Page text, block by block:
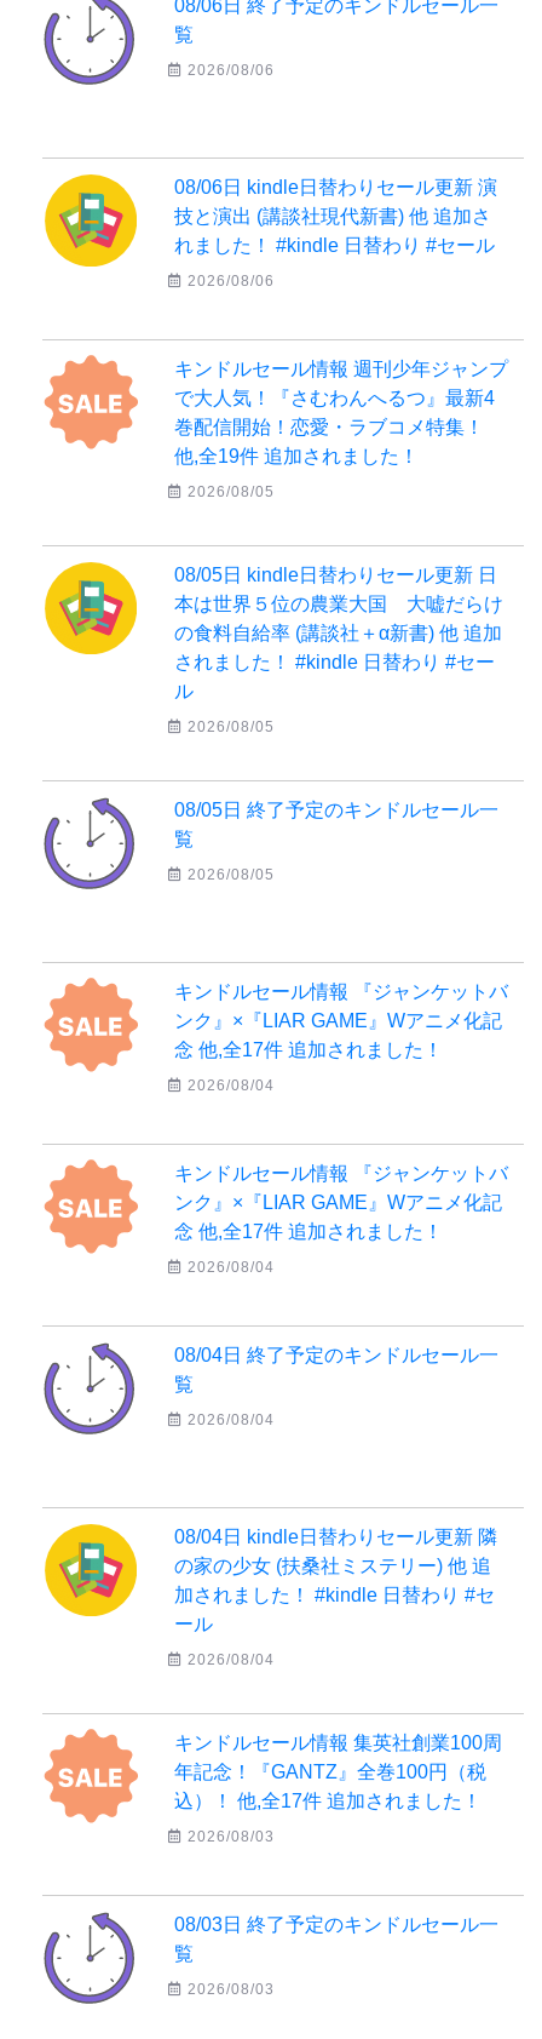
08/06日 終了予定のキンドルセール一
覧
2026/08/06
08/06日 kindle日替わりセール更新 演
技と演出 (講談社現代新書) 他 追加さ
れました！ #kindle 日替わり #セール
2026/08/06
キンドルセール情報 週刊少年ジャンプ
で大人気！『さむわんへるつ』最新4
巻配信開始！恋愛・ラブコメ特集！
他,全19件 追加されました！
2026/08/05
08/05日 kindle日替わりセール更新 日
本は世界５位の農業大国 大嘘だらけ
の食料自給率 (講談社＋α新書) 他 追加
されました！ #kindle 日替わり #セー
ル
2026/08/05
08/05日 終了予定のキンドルセール一
覧
2026/08/05
キンドルセール情報 『ジャンケットバ
ンク』×『LIAR GAME』Wアニメ化記
念 他,全17件 追加されました！
2026/08/04
キンドルセール情報 『ジャンケットバ
ンク』×『LIAR GAME』Wアニメ化記
念 他,全17件 追加されました！
2026/08/04
08/04日 終了予定のキンドルセール一
覧
2026/08/04
08/04日 kindle日替わりセール更新 隣
の家の少女 (扶桑社ミステリー) 他 追
加されました！ #kindle 日替わり #セ
ール
2026/08/04
キンドルセール情報 集英社創業100周
年記念！『GANTZ』全巻100円（税
込）！ 他,全17件 追加されました！
2026/08/03
08/03日 終了予定のキンドルセール一
覧
2026/08/03